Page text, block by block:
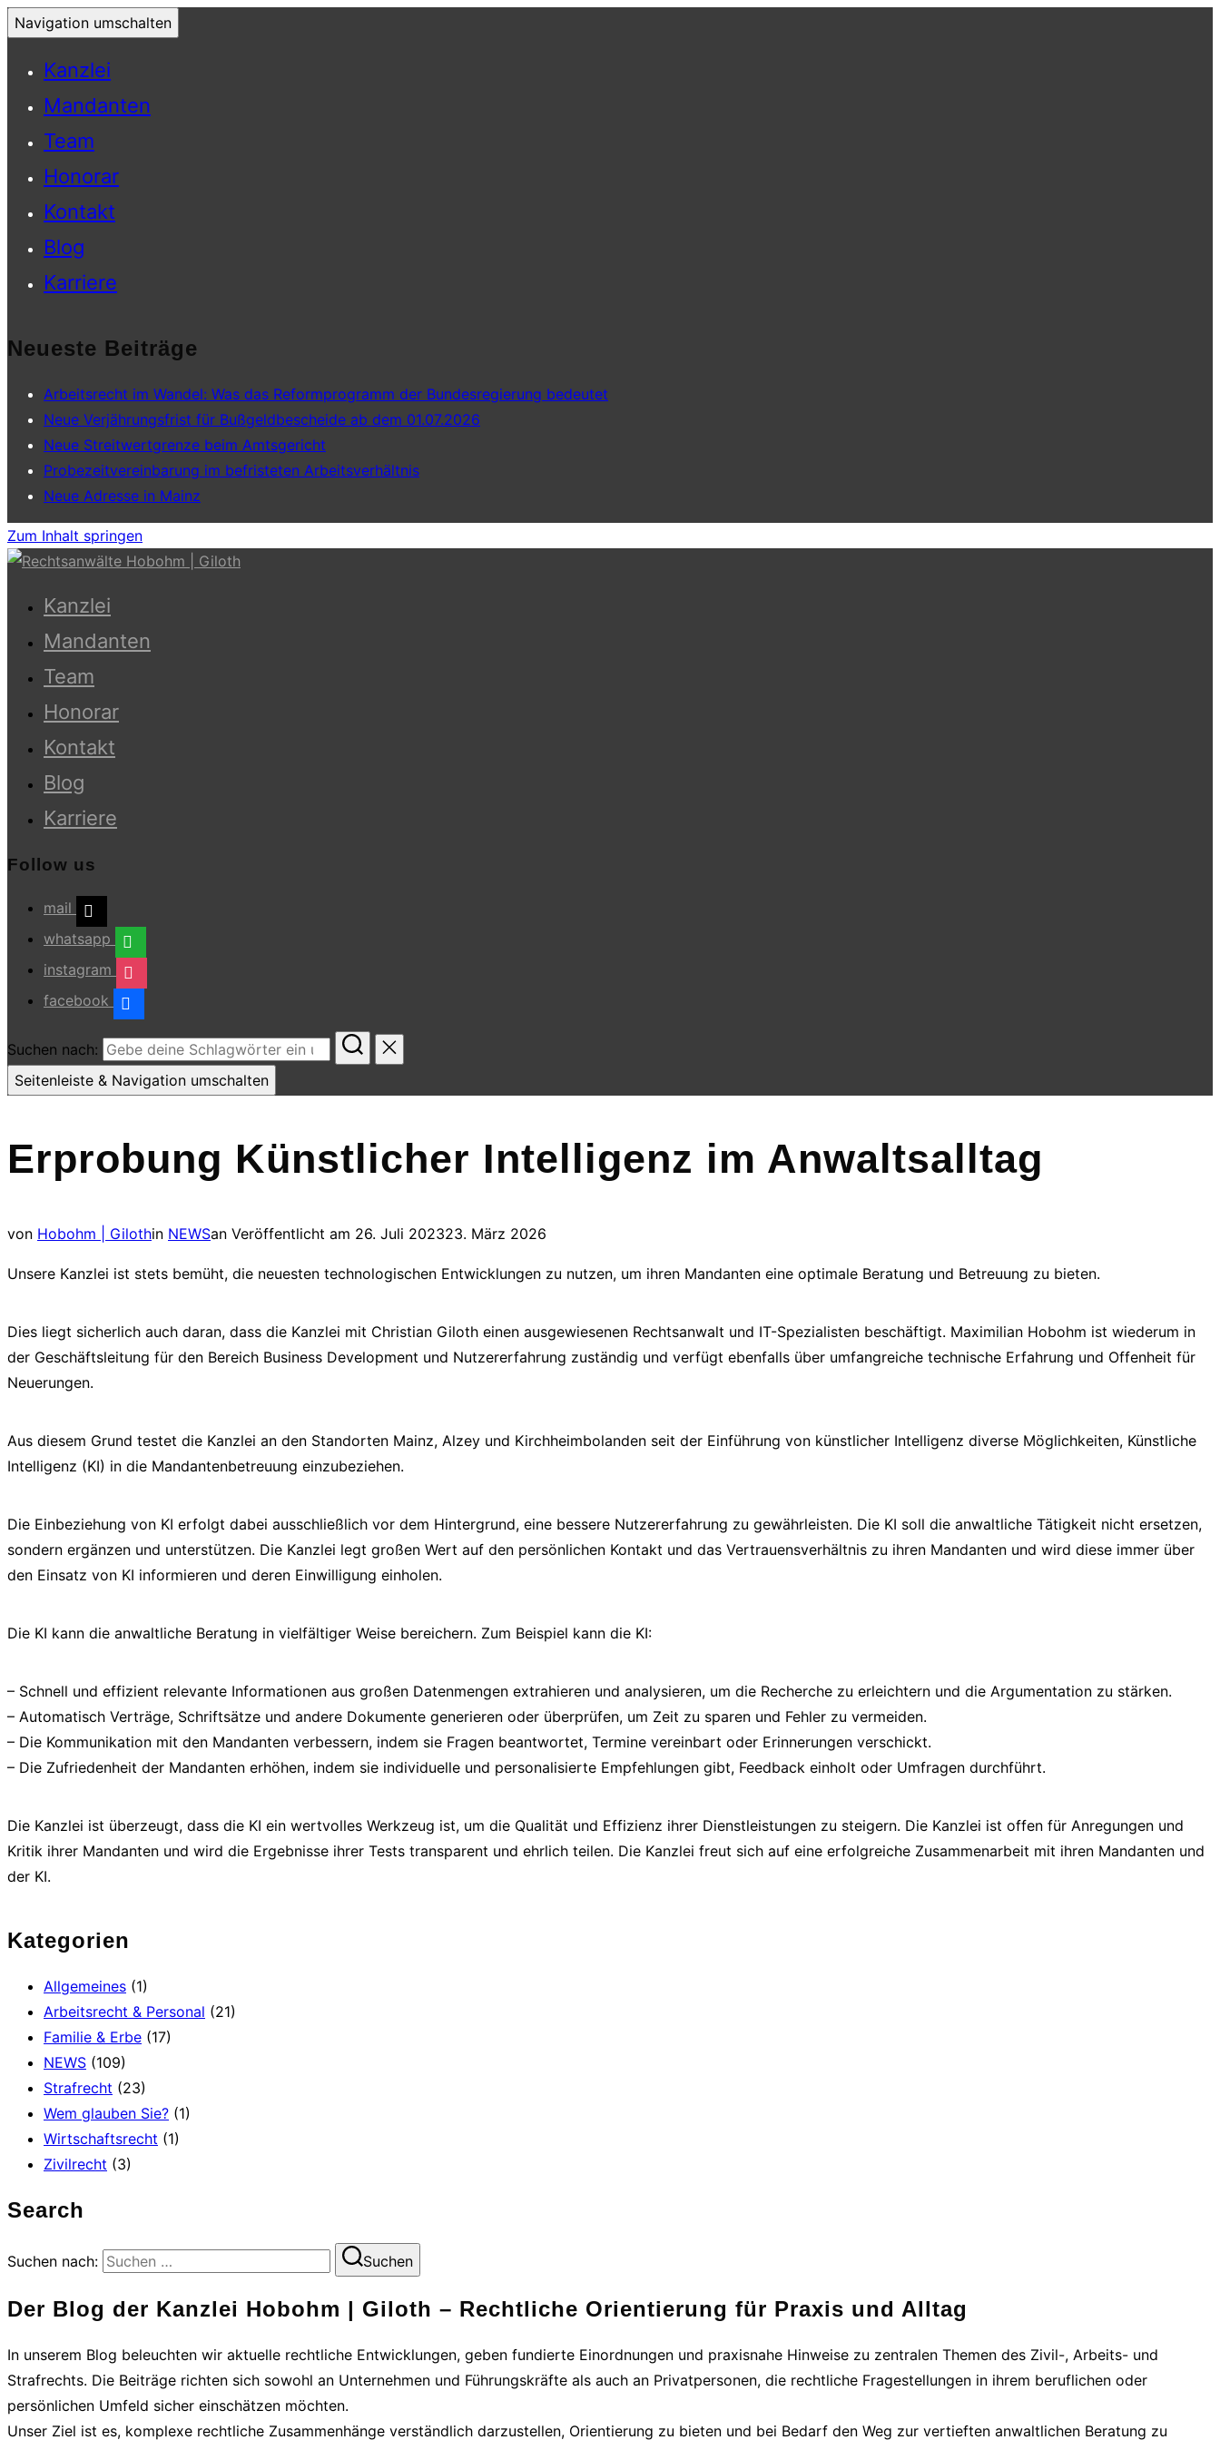
Navigation umschalten
Kanzlei
Mandanten
Team
Honorar
Kontakt
Blog
Karriere
Neueste Beiträge
Arbeitsrecht im Wandel: Was das Reformprogramm der Bundesregierung bedeutet
Neue Verjährungsfrist für Bußgeldbescheide ab dem 01.07.2026
Neue Streitwertgrenze beim Amtsgericht
Probezeitvereinbarung im befristeten Arbeitsverhältnis
Neue Adresse in Mainz
Zum Inhalt springen
Kanzlei
Mandanten
Team
Honorar
Kontakt
Blog
Karriere
Follow us
mail
whatsapp
instagram
facebook
Suchen nach:
Seitenleiste & Navigation umschalten
Erprobung Künstlicher Intelligenz im Anwaltsalltag
von Hobohm | Gilothin NEWSan Veröffentlicht am 26. Juli 202323. März 2026
Unsere Kanzlei ist stets bemüht, die neuesten technologischen Entwicklungen zu nutzen, um ihren Mandanten eine optimale Beratung und Betreuung zu bieten.
Dies liegt sicherlich auch daran, dass die Kanzlei mit Christian Giloth einen ausgewiesenen Rechtsanwalt und IT-Spezialisten beschäftigt. Maximilian Hobohm ist wiederum in
der Geschäftsleitung für den Bereich Business Development und Nutzererfahrung zuständig und verfügt ebenfalls über umfangreiche technische Erfahrung und Offenheit für
Neuerungen.
Aus diesem Grund testet die Kanzlei an den Standorten Mainz, Alzey und Kirchheimbolanden seit der Einführung von künstlicher Intelligenz diverse Möglichkeiten, Künstliche
Intelligenz (KI) in die Mandantenbetreuung einzubeziehen.
Die Einbeziehung von KI erfolgt dabei ausschließlich vor dem Hintergrund, eine bessere Nutzererfahrung zu gewährleisten. Die KI soll die anwaltliche Tätigkeit nicht ersetzen,
sondern ergänzen und unterstützen. Die Kanzlei legt großen Wert auf den persönlichen Kontakt und das Vertrauensverhältnis zu ihren Mandanten und wird diese immer über
den Einsatz von KI informieren und deren Einwilligung einholen.
Die KI kann die anwaltliche Beratung in vielfältiger Weise bereichern. Zum Beispiel kann die KI:
– Schnell und effizient relevante Informationen aus großen Datenmengen extrahieren und analysieren, um die Recherche zu erleichtern und die Argumentation zu stärken.
– Automatisch Verträge, Schriftsätze und andere Dokumente generieren oder überprüfen, um Zeit zu sparen und Fehler zu vermeiden.
– Die Kommunikation mit den Mandanten verbessern, indem sie Fragen beantwortet, Termine vereinbart oder Erinnerungen verschickt.
– Die Zufriedenheit der Mandanten erhöhen, indem sie individuelle und personalisierte Empfehlungen gibt, Feedback einholt oder Umfragen durchführt.
Die Kanzlei ist überzeugt, dass die KI ein wertvolles Werkzeug ist, um die Qualität und Effizienz ihrer Dienstleistungen zu steigern. Die Kanzlei ist offen für Anregungen und
Kritik ihrer Mandanten und wird die Ergebnisse ihrer Tests transparent und ehrlich teilen. Die Kanzlei freut sich auf eine erfolgreiche Zusammenarbeit mit ihren Mandanten und
der KI.
Kategorien
Allgemeines (1)
Arbeitsrecht & Personal (21)
Familie & Erbe (17)
NEWS (109)
Strafrecht (23)
Wem glauben Sie? (1)
Wirtschaftsrecht (1)
Zivilrecht (3)
Search
Suchen nach: Suchen
Der Blog der Kanzlei Hobohm | Giloth – Rechtliche Orientierung für Praxis und Alltag
In unserem Blog beleuchten wir aktuelle rechtliche Entwicklungen, geben fundierte Einordnungen und praxisnahe Hinweise zu zentralen Themen des Zivil-, Arbeits- und
Strafrechts. Die Beiträge richten sich sowohl an Unternehmen und Führungskräfte als auch an Privatpersonen, die rechtliche Fragestellungen in ihrem beruflichen oder
persönlichen Umfeld sicher einschätzen möchten.
Unser Ziel ist es, komplexe rechtliche Zusammenhänge verständlich darzustellen, Orientierung zu bieten und bei Bedarf den Weg zur vertieften anwaltlichen Beratung zu